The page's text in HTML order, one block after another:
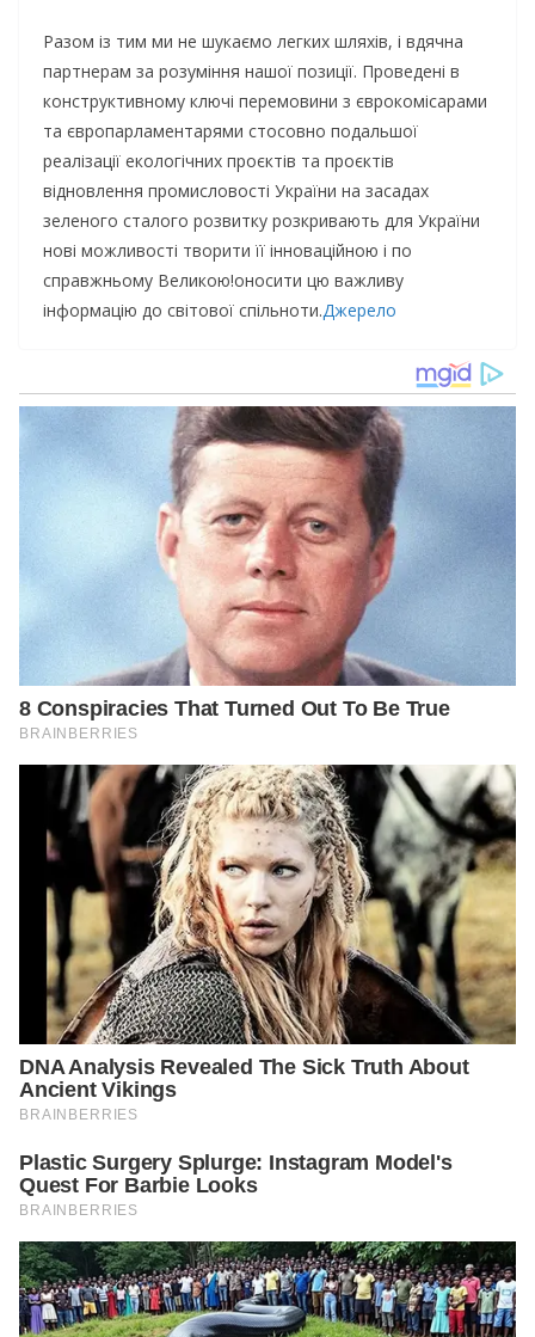
Разом із тим ми не шукаємо легких шляхів, і вдячна
партнерам за розуміння нашої позиції. Проведені в
конструктивному ключі перемовини з єврокомісарами
та європарламентарями стосовно подальшої
реалізації екологічних проєктів та проєктів
відновлення промисловості України на засадах
зеленого сталого розвитку розкривають для України
нові можливості творити її інноваційною і по
справжньому Великою!оносити цю важливу
інформацію до світової спільноти.Джерело